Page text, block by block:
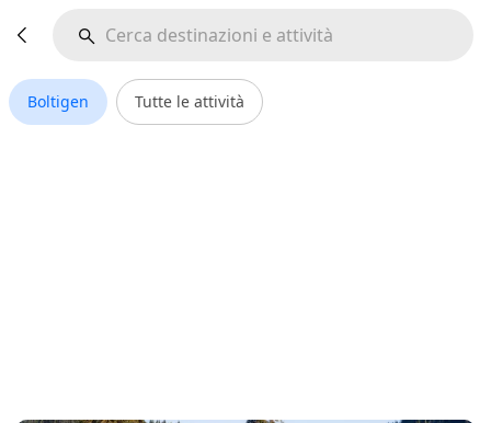
Boltigen Tutte le attività